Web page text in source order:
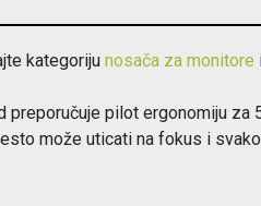
kategoriju nosača za monitore
preporučuje pilot ergonomiju
može uticati na fokus i